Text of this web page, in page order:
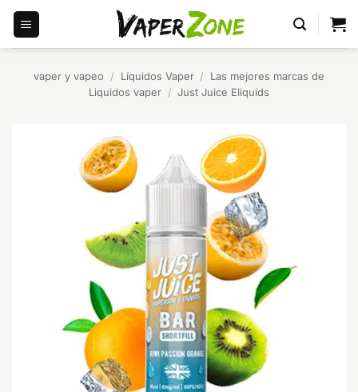
Saltar
contenido
vaper y vapeo / Líquidos Vaper /
Las mejores marcas de
Liquidos vaper / Just Juice Eliquids